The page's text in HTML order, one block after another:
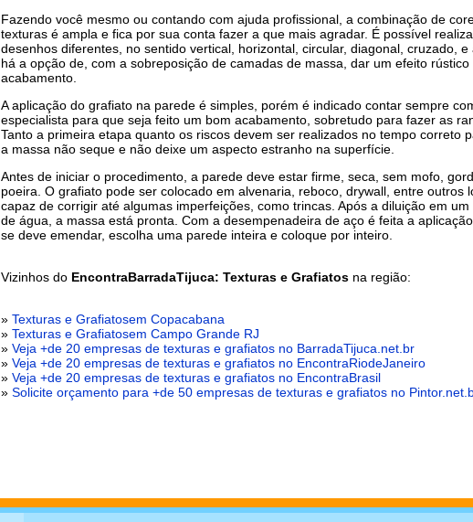
Fazendo você mesmo ou contando com ajuda profissional, a combinação de
texturas é ampla e fica por sua conta fazer a que mais agradar. É possível
desenhos diferentes, no sentido vertical, horizontal, circular, diagonal, cruzado, e
há a opção de, com a sobreposição de camadas de massa, dar um efeito rústico
acabamento.
A aplicação do grafiato na parede é simples, porém é indicado contar sempre
especialista para que seja feito um bom acabamento, sobretudo para fazer as
Tanto a primeira etapa quanto os riscos devem ser realizados no tempo correto
a massa não seque e não deixe um aspecto estranho na superfície.
Antes de iniciar o procedimento, a parede deve estar firme, seca, sem mofo,
poeira. O grafiato pode ser colocado em alvenaria, reboco, drywall, entre outros
capaz de corrigir até algumas imperfeições, como trincas. Após a diluição em um
de água, a massa está pronta. Com a desempenadeira de aço é feita a
se deve emendar, escolha uma parede inteira e coloque por inteiro.
Vizinhos do EncontraBarradaTijuca: Texturas e Grafiatos na região:
» Texturas e Grafiatosem Copacabana
» Texturas e Grafiatosem Campo Grande RJ
» Veja +de 20 empresas de texturas e grafiatos no BarradaTijuca.net.br
» Veja +de 20 empresas de texturas e grafiatos no EncontraRiodeJaneiro
» Veja +de 20 empresas de texturas e grafiatos no EncontraBrasil
» Solicite orçamento para +de 50 empresas de texturas e grafiatos no